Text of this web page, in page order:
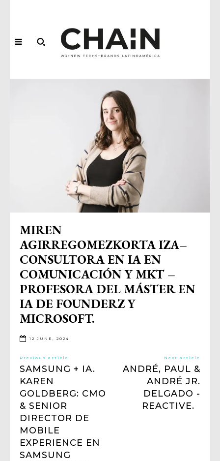
MIREN
AGIRREGOMEZKORTA IZA–
CONSULTORA EN IA EN
COMUNICACIÓN Y MKT –
PROFESORA DEL MÁSTER EN
IA DE FOUNDERZ Y
MICROSOFT.
12 JUNE, 2024
Previous article
SAMSUNG + IA.
KAREN
GOLDBERG: CMO
& SENIOR
DIRECTOR DE
MOBILE
EXPERIENCE EN
SAMSUNG
Next article
ANDRÉ, PAUL &
ANDRÉ JR.
DELGADO -
REACTIVE.